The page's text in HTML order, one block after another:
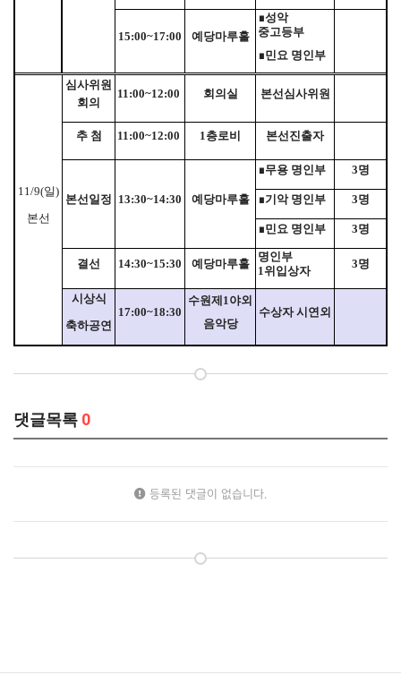
15:00~17:00 예당마루홀
∎성악
중고등부
∎민요 명인부
11/9(일)
본선
심사위원
회의
11:00~12:00 회의실 본선심사위원
추 첨 11:00~12:00 1층로비 본선진출자
본선일정 13:30~14:30 예당마루홀
∎무용 명인부 3명
∎기악 명인부 3명
∎민요 명인부 3명
결선 14:30~15:30 예당마루홀
명인부
1위입상자
3명
시상식
축하공연
17:00~18:30
수원제 1야외
음악당
수상자 시연외
댓글목록 0
등록된 댓글이 없습니다.